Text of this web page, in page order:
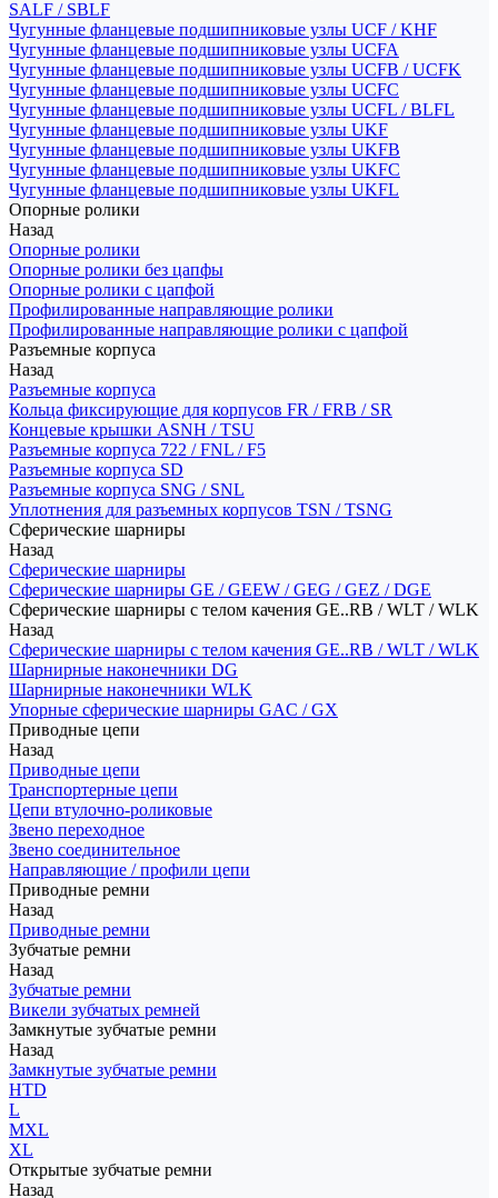
SALF / SBLF
Чугунные фланцевые подшипниковые узлы UCF / KHF
Чугунные фланцевые подшипниковые узлы UCFA
Чугунные фланцевые подшипниковые узлы UCFB / UCFK
Чугунные фланцевые подшипниковые узлы UCFC
Чугунные фланцевые подшипниковые узлы UCFL / BLFL
Чугунные фланцевые подшипниковые узлы UKF
Чугунные фланцевые подшипниковые узлы UKFB
Чугунные фланцевые подшипниковые узлы UKFC
Чугунные фланцевые подшипниковые узлы UKFL
Опорные ролики
Назад
Опорные ролики
Опорные ролики без цапфы
Опорные ролики с цапфой
Профилированные направляющие ролики
Профилированные направляющие ролики с цапфой
Разъемные корпуса
Назад
Разъемные корпуса
Кольца фиксирующие для корпусов FR / FRB / SR
Концевые крышки ASNH / TSU
Разъемные корпуса 722 / FNL / F5
Разъемные корпуса SD
Разъемные корпуса SNG / SNL
Уплотнения для разъемных корпусов TSN / TSNG
Сферические шарниры
Назад
Сферические шарниры
Сферические шарниры GE / GEEW / GEG / GEZ / DGE
Сферические шарниры с телом качения GE..RB / WLT / WLK
Назад
Сферические шарниры с телом качения GE..RB / WLT / WLK
Шарнирные наконечники DG
Шарнирные наконечники WLK
Упорные сферические шарниры GAC / GX
Приводные цепи
Назад
Приводные цепи
Транспортерные цепи
Цепи втулочно-роликовые
Звено переходное
Звено соединительное
Направляющие / профили цепи
Приводные ремни
Назад
Приводные ремни
Зубчатые ремни
Назад
Зубчатые ремни
Викели зубчатых ремней
Замкнутые зубчатые ремни
Назад
Замкнутые зубчатые ремни
HTD
L
MXL
XL
Открытые зубчатые ремни
Назад